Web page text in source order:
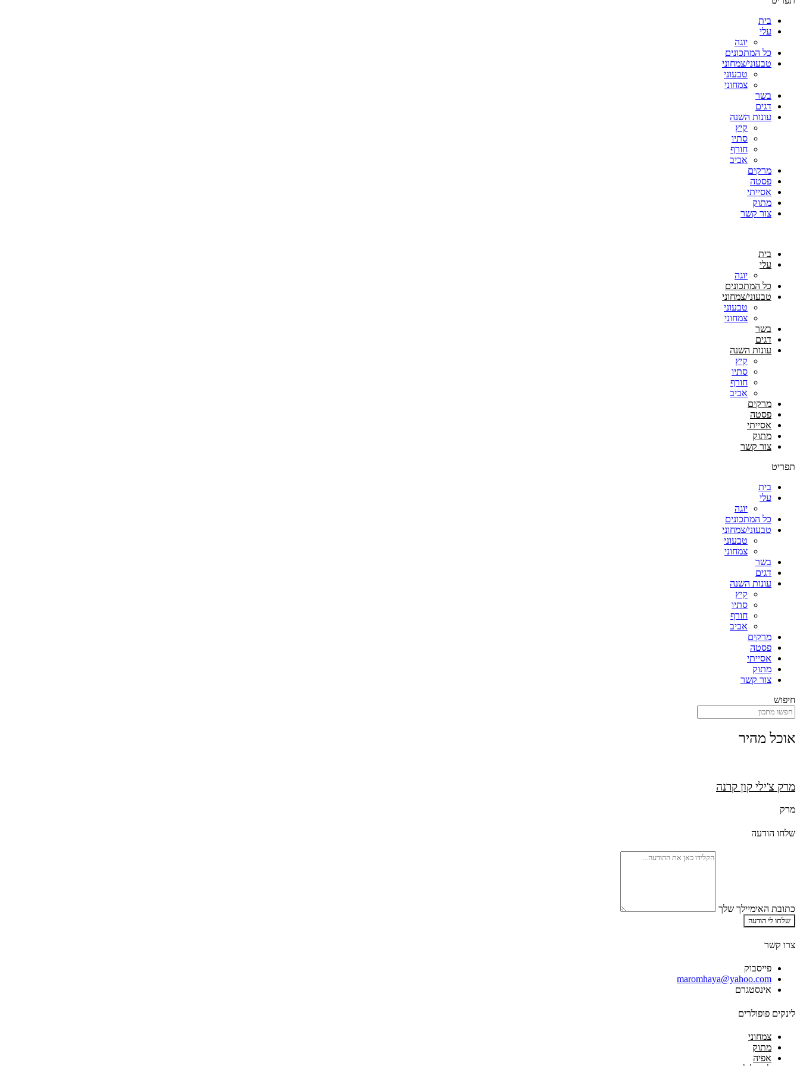
בית
עלי
יוגה
כל המתכונים
טבעוני/צמחוני
טבעוני
צמחוני
בשר
דגים
עונות השנה
קיץ
סתיו
חורף
אביב
מרקים
פסטה
אסייתי
מתוק
צור קשר
בית
עלי
יוגה
כל המתכונים
טבעוני/צמחוני
טבעוני
צמחוני
בשר
דגים
עונות השנה
קיץ
סתיו
חורף
אביב
מרקים
פסטה
אסייתי
מתוק
צור קשר
תפריט
בית
עלי
יוגה
כל המתכונים
טבעוני/צמחוני
טבעוני
צמחוני
בשר
דגים
עונות השנה
קיץ
סתיו
חורף
אביב
מרקים
פסטה
אסייתי
מתוק
צור קשר
חיפוש
אוכל מהיר
מרק צ'ילי קון קרנה
מרק
שלחו הודעה
כתובת האימיילך שלך
שלחו לי הודעה
צרו קשר
פייסבוק
‫maromhaya@yahoo.com
אינסטגרם
לינקים פופולרים
צמחוני
מתוק
אפיה